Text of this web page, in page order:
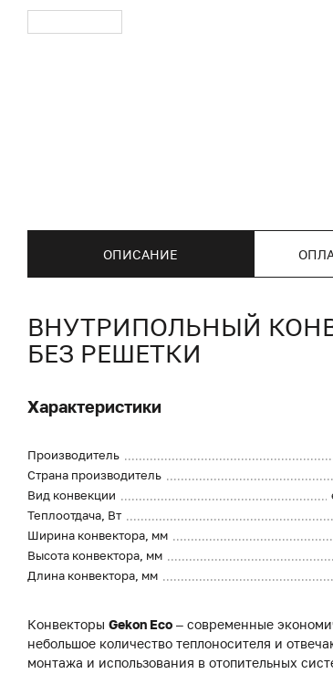
ОПИСАНИЕ
ВНУТРИПОЛЬНЫЙ
БЕЗ РЕШЕТКИ
Характеристики
Производитель
Страна производитель
Вид конвекции
Теплоотдача, Вт
Ширина конвектора, мм
Высота конвектора, мм
Длина конвектора, мм
Конвекторы Gekon Eco – современные
небольшое количество теплоносителя и
монтажа и использования в отопительных